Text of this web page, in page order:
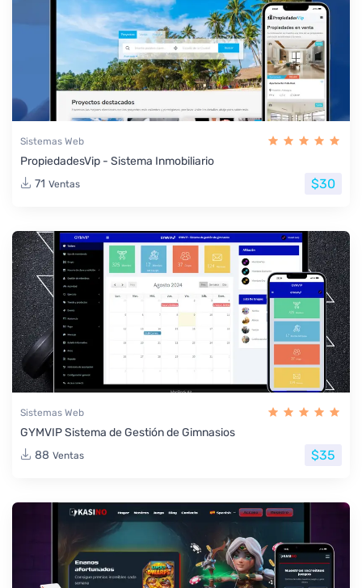
Sistemas Web
PropiedadesVip - Sistema Inmobiliario
71 Ventas $30
Sistemas Web
GYMVIP Sistema de Gestión de Gimnasios
88 Ventas $35